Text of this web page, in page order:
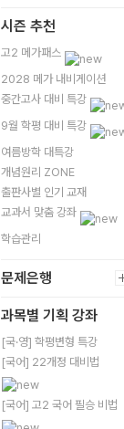
시즌 추천
고2 메가패스
2028 메가 내비게이션
중간고사 대비 특강
9월 학평 대비 특강
여름방학 대특강
개념원리 ZONE
출판사별 인기 교재
교과서 맞춤 강좌
학습관리
문제은행
과목별 기획 강좌
[국·영] 학평변형 특강
[국어] 22개정 대비법
[국어] 고2 국어 필승 비법